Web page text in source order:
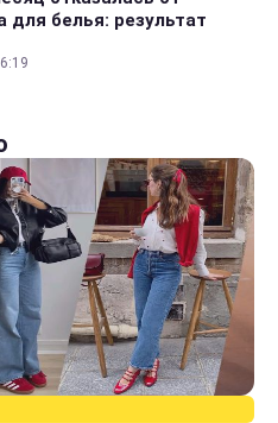
для белья: результат